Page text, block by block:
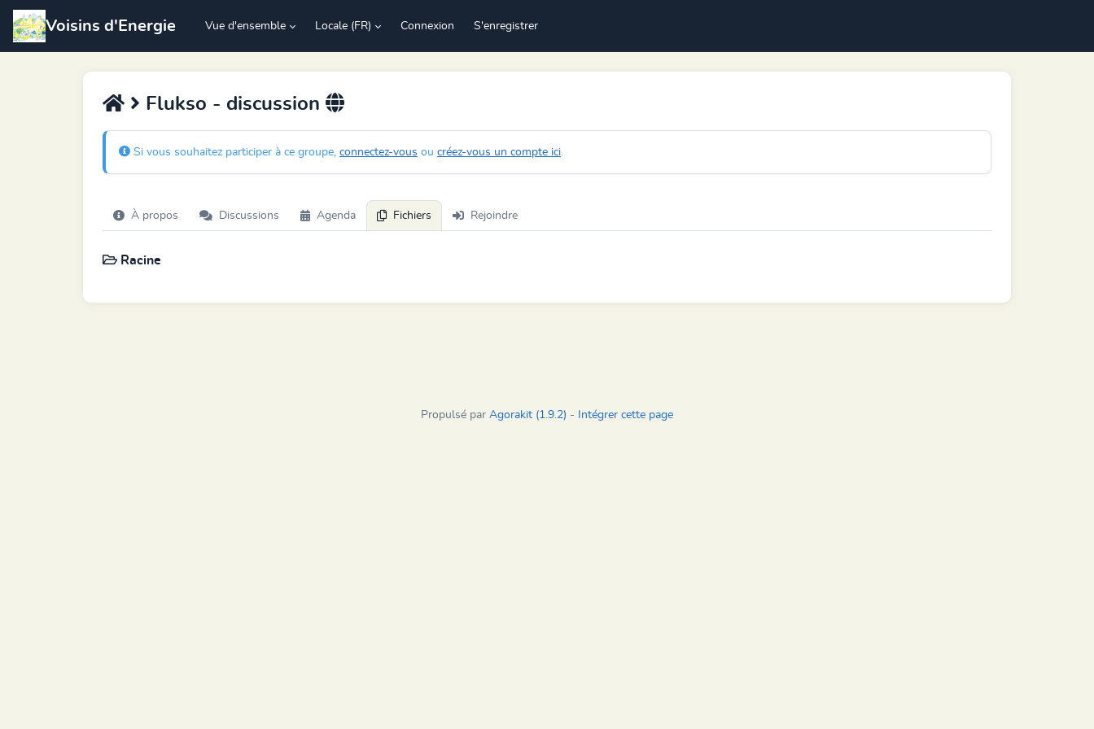
Voisins d'Energie Vue d'ensemble Locale (FR) Connexion S'enregistrer
Flukso - discussion
Si vous souhaitez participer à ce groupe, connectez-vous ou créez-vous un compte ici.
À propos Discussions Agenda Fichiers Rejoindre
Racine
Propulsé par Agorakit (1.9.2) - Intégrer cette page